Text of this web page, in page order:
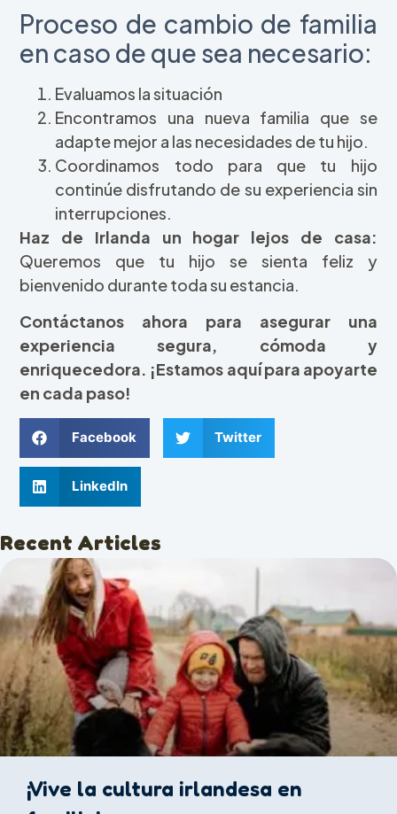
Proceso de cambio de familia
en caso de que sea necesario:
Evaluamos la situación
Encontramos una nueva familia que se
adapte mejor a las necesidades de tu hijo.
Coordinamos todo para que tu hijo
continúe disfrutando de su experiencia sin
interrupciones.
Haz de Irlanda un hogar lejos de casa:
Queremos que tu hijo se sienta feliz y
bienvenido durante toda su estancia.
Contáctanos ahora para asegurar una
experiencia segura, cómoda y
enriquecedora. ¡Estamos aquí para apoyarte
en cada paso!
Facebook Twitter
LinkedIn
Recent Articles
¡Vive la cultura irlandesa en